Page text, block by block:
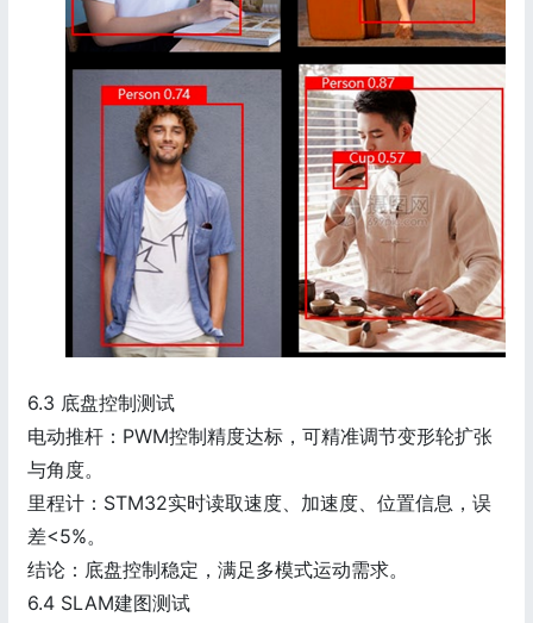
6.3 底盘控制测试
电动推杆：PWM控制精度达标，可精准调节变形轮扩张
与角度。
里程计：STM32实时读取速度、加速度、位置信息，误
差<5%。
结论：底盘控制稳定，满足多模式运动需求。
6.4 SLAM建图测试